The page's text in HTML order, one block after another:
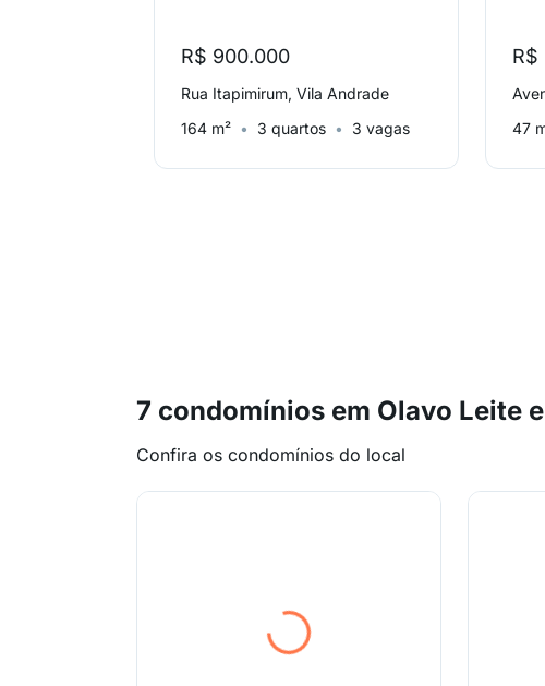
R$ 900.000
Rua Itapimirum, Vila Andrade
164 m²
3 quartos 3 vagas
R$
47
7 condomínios em Olavo Leite
Confira os condomínios do local